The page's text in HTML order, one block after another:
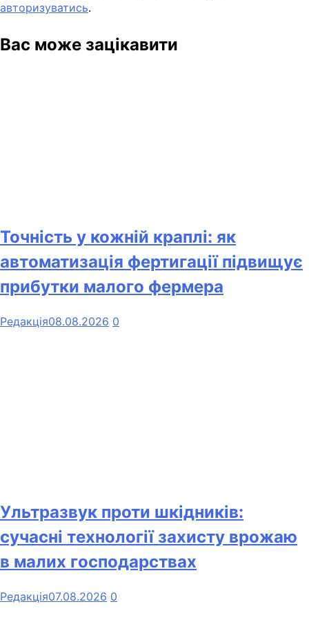
авторизуватись.
Вас може зацікавити
Точність у кожній краплі: як
автоматизація фертигації підвищує
прибутки малого фермера
Редакція08.08.2026 0
Ультразвук проти шкідників:
сучасні технології захисту врожаю
в малих господарствах
Редакція07.08.2026 0